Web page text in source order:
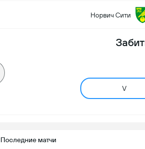
Норвич Сити
V
Последние матчи